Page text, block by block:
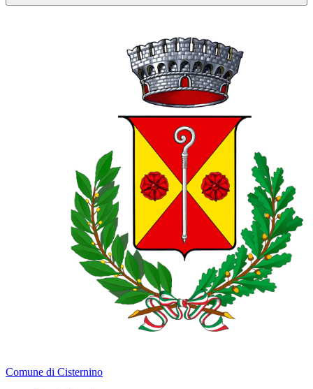
Comune di Cisternino